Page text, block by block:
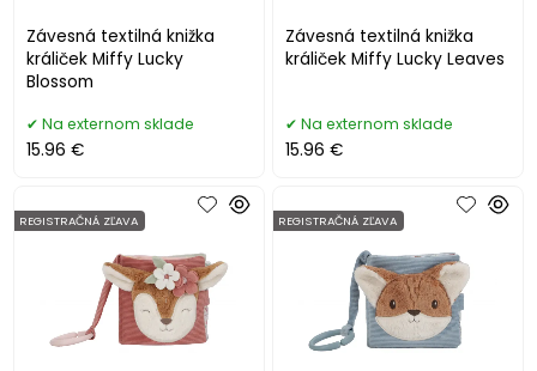
Závesná textilná knižka
králiček Miffy Lucky
Blossom
Na externom sklade
15.96 €
Závesná textilná knižka
králiček Miffy Lucky Leaves
Na externom sklade
15.96 €
REGISTRAČNÁ ZĽAVA REGISTRAČNÁ ZĽAVA